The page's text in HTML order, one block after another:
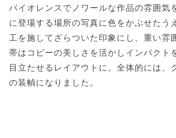
バイオレンスでノワールな作品の雰囲気
に登場する場所の写真に色をかぶせたう
工を施してざらついた印象にし、重い雰
帯はコピーの美しさを活かしインパクト
目立たせるレイアウトに。全体的には、
の装幀になりました。